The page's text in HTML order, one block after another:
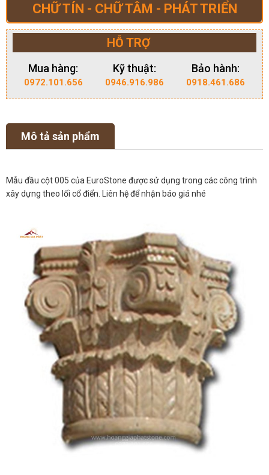
CHỮ TÍN - CHỮ TÂM - PHÁT TRIỂN
HỖ TRỢ
Mua hàng:
0972.101.656
Kỹ thuật:
0946.916.986
Bảo hành:
0918.461.686
Mô tả sản phẩm
Mẫu đầu cột 005 của EuroStone được sử dụng trong các công trình
xây dựng theo lối cổ điển. Liên hệ để nhận báo giá nhé